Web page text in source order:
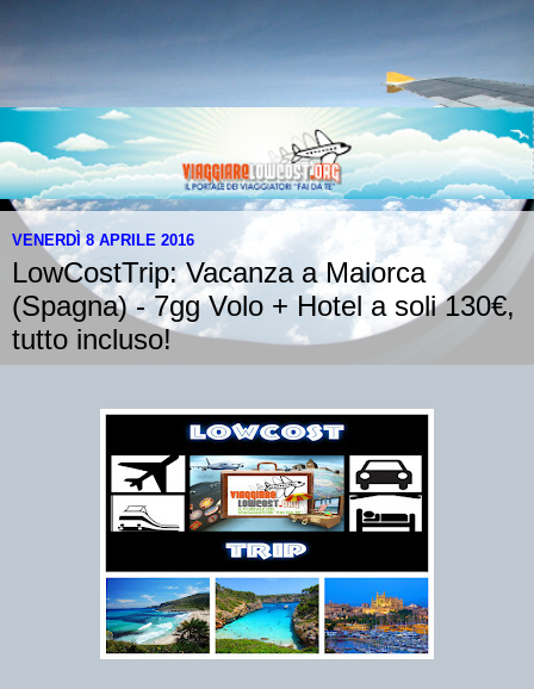
VENERDÌ 8 APRILE 2016
LowCostTrip: Vacanza a Maiorca
(Spagna) - 7gg Volo + Hotel a soli 130€,
tutto incluso!